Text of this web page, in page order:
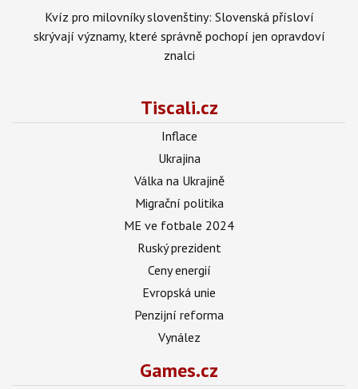
Kvíz pro milovníky slovenštiny: Slovenská přísloví
skrývají významy, které správně pochopí jen opravdoví
znalci
Tiscali.cz
Inflace
Ukrajina
Válka na Ukrajině
Migrační politika
ME ve fotbale 2024
Ruský prezident
Ceny energií
Evropská unie
Penzijní reforma
Vynález
Games.cz